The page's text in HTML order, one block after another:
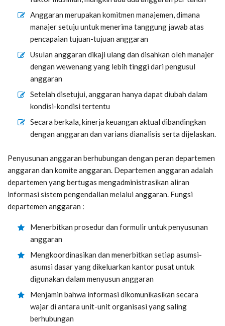
Anggaran merupakan komitmen manajemen, dimana
manajer setuju untuk menerima tanggung jawab atas
pencapaian tujuan-tujuan anggaran
Usulan anggaran dikaji ulang dan disahkan oleh manajer
dengan wewenang yang lebih tinggi dari pengusul
anggaran
Setelah disetujui, anggaran hanya dapat diubah dalam
kondisi-kondisi tertentu
Secara berkala, kinerja keuangan aktual dibandingkan
dengan anggaran dan varians dianalisis serta dijelaskan.
Penyusunan anggaran berhubungan dengan peran departemen
anggaran dan komite anggaran. Departemen anggaran adalah
departemen yang bertugas mengadministrasikan aliran
informasi sistem pengendalian melalui anggaran. Fungsi
departemen anggaran :
Menerbitkan prosedur dan formulir untuk penyusunan
anggaran
Mengkoordinasikan dan menerbitkan setiap asumsi-
asumsi dasar yang dikeluarkan kantor pusat untuk
digunakan dalam menyusun anggaran
Menjamin bahwa informasi dikomunikasikan secara
wajar di antara unit-unit organisasi yang saling
berhubungan